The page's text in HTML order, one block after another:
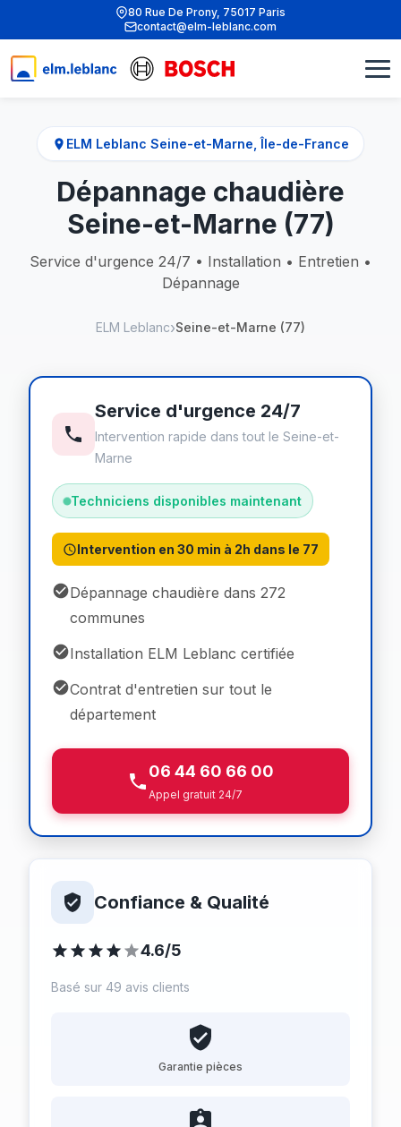
80 Rue De Prony, 75017 Paris
contact@elm-leblanc.com
ELM Leblanc Seine-et-Marne, Île-de-France
Dépannage chaudière
Seine-et-Marne (77)
Service d'urgence 24/7 • Installation • Entretien •
Dépannage
ELM Leblanc Seine-et-Marne (77)
Service d'urgence 24/7
Intervention rapide dans tout le Seine-et-
Marne
Techniciens disponibles maintenant
Intervention en 30 min à 2h dans le 77
Dépannage chaudière dans 272
communes
Installation ELM Leblanc certifiée
Contrat d'entretien sur tout le
département
06 44 60 66 00
Appel gratuit 24/7
Confiance & Qualité
4.6/5
Basé sur 49 avis clients
Garantie pièces